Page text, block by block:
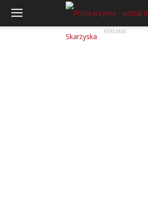
REKLAMA